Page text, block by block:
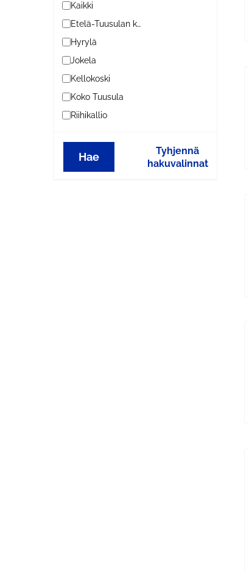
Kaikki
Etelä-Tuusulan kylät
Hyrylä
Jokela
Kellokoski
Koko Tuusula
Riihikallio
Hae
Tyhjennä
hakuvalinnat